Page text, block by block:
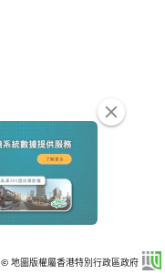
© 地圖版權屬香港特別行政區政府
clear